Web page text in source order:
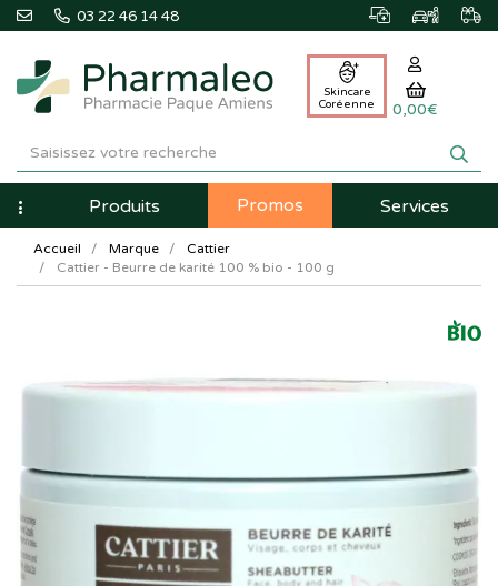
03 22 46 14 48
Pharmaleo
Pharmacie
Paque
Amiens
Skincare
Coréenne
0,00€
NavigationProduits Promos Services
Accueil Marque
Cattier
Cattier - Beurre de karité 100 % bio - 100 g